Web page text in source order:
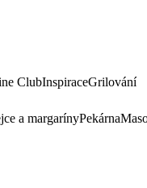
ClubInspiraceGrilování
a margarínyPekárna